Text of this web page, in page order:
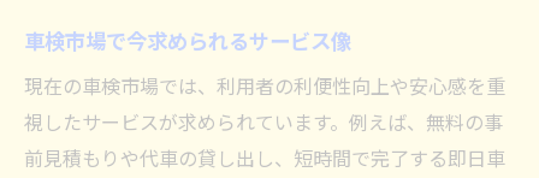
車検市場で今求められるサービス像
現在の車検市場では、利用者の利便性向上や安心感を重
視したサービスが求められています。例えば、無料の事
前見積もりや代車の貸し出し、短時間で完了する即日車